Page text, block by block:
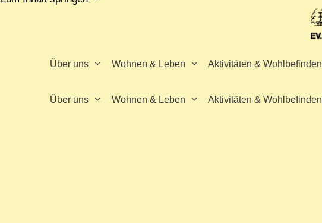
Über uns Wohnen & Leben Aktivitäten & Wohlbefinden
Über uns Wohnen & Leben Aktivitäten & Wohlbefinden